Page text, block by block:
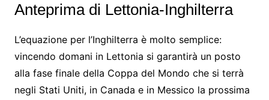
Anteprima di Lettonia-Inghilterra
L’equazione per l’Inghilterra è molto semplice:
vincendo domani in Lettonia si garantirà un posto
alla fase finale della Coppa del Mondo che si terrà
negli Stati Uniti, in Canada e in Messico la prossima